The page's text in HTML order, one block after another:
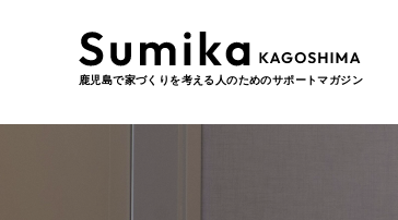
鹿児島で家づくりを考える人のためのサポートマガジン